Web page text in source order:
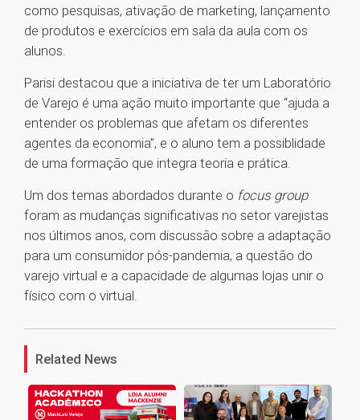
como pesquisas, ativação de marketing, lançamento
de produtos e exercícios em sala da aula com os
alunos.
Parisi destacou que a iniciativa de ter um Laboratório
de Varejo é uma ação muito importante que “ajuda a
entender os problemas que afetam os diferentes
agentes da economia”, e o aluno tem a possiblidade
de uma formação que integra teoria e prática.
Um dos temas abordados durante o focus group
foram as mudanças significativas no setor varejistas
nos últimos anos, com discussão sobre a adaptação
para um consumidor pós-pandemia, a questão do
varejo virtual e a capacidade de algumas lojas unir o
físico com o virtual.
Related News